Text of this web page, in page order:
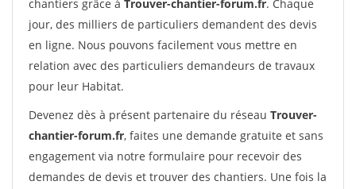
chantiers grâce à Trouver-chantier-forum.fr. Chaque
jour, des milliers de particuliers demandent des devis
en ligne. Nous pouvons facilement vous mettre en
relation avec des particuliers demandeurs de travaux
pour leur Habitat.
Devenez dès à présent partenaire du réseau Trouver-
chantier-forum.fr, faites une demande gratuite et sans
engagement via notre formulaire pour recevoir des
demandes de devis et trouver des chantiers. Une fois la